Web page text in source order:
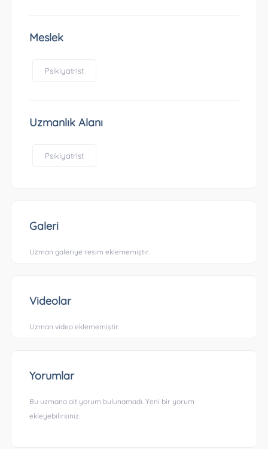
Meslek
Psikiyatrist
Uzmanlık Alanı
Psikiyatrist
Galeri
Uzman galeriye resim eklememiştir.
Videolar
Uzman video eklememiştir.
Yorumlar
Bu uzmana ait yorum bulunamadı. Yeni bir yorum
ekleyebilirsiniz.